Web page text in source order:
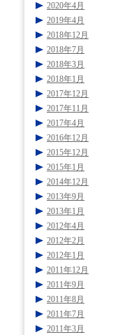
2020年4月
2019年4月
2018年12月
2018年7月
2018年3月
2018年1月
2017年12月
2017年11月
2017年4月
2016年12月
2015年12月
2015年1月
2014年12月
2013年9月
2013年1月
2012年4月
2012年2月
2012年1月
2011年12月
2011年9月
2011年8月
2011年7月
2011年3月